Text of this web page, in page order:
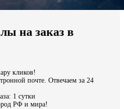
на заказ в
кликов!
почте. Отвечаем за 24
1 сутки
РФ и мира!